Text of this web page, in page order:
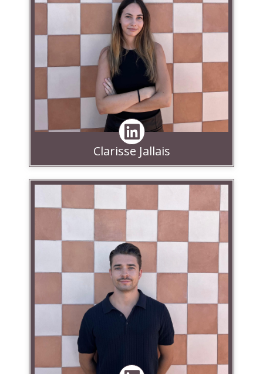
Clarisse Jallais
Linkedin
Linkedin